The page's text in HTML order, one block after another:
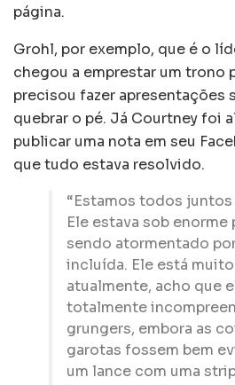
página.
Grohl, por exemplo, que é o
chegou a emprestar um trono
precisou fazer apresentações
quebrar o pé. Já Courtney foi
publicar uma nota em seu
que tudo estava resolvido.
“Estamos todos juntos
Ele estava sob enorme
sendo atormentado
incluída. Ele está
atualmente, acho que
totalmente
grungers, embora as
garotas fossem bem
um lance com uma